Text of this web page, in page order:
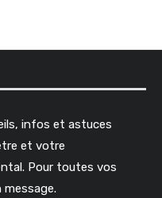
infos et astuces
et votre
Pour toutes vos